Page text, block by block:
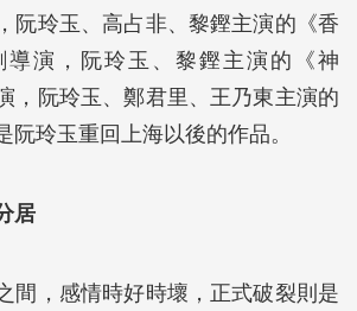
阮玲玉、高占非、黎鏗主演的《香
導演，阮玲玉、黎鏗主演的《神
，阮玲玉、鄭君里、王乃東主演的
阮玲玉重回上海以後的作品。
居
間，感情時好時壞，正式破裂則是